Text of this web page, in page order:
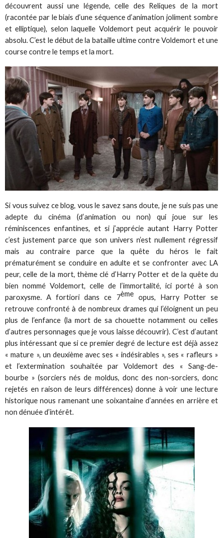
découvrent aussi une légende, celle des Reliques de la mort
(racontée par le biais d’une séquence d’animation joliment sombre
et elliptique), selon laquelle Voldemort peut acquérir le pouvoir
absolu. C’est le début de la bataille ultime contre Voldemort et une
course contre le temps et la mort.
Si vous suivez ce blog, vous le savez sans doute, je ne suis pas une
adepte du cinéma (d’animation ou non) qui joue sur les
réminiscences enfantines, et si j’apprécie autant Harry Potter
c’est justement parce que son univers n’est nullement régressif
mais au contraire parce que la quête du héros le fait
prématurément se conduire en adulte et se confronter avec LA
peur, celle de la mort, thème clé d’Harry Potter et de la quête du
bien nommé Voldemort, celle de l’immortalité, ici porté à son
paroxysme. A fortiori dans ce 7èmeopus, Harry Potter se
retrouve confronté à de nombreux drames qui l’éloignent un peu
plus de l’enfance (la mort de sa chouette notamment ou celles
d’autres personnages que je vous laisse découvrir). C’est d’autant
plus intéressant que si ce premier degré de lecture est déjà assez
« mature », un deuxième avec ses « indésirables », ses « rafleurs »
et l’extermination souhaitée par Voldemort des « Sang-de-
bourbe » (sorciers nés de moldus, donc des non-sorciers, donc
rejetés en raison de leurs différences) donne à voir une lecture
historique nous ramenant une soixantaine d’années en arrière et
non dénuée d’intérêt.